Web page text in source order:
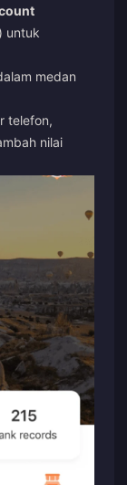
untuk
medan
telefon,
nilai